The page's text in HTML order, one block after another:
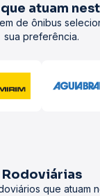
atuam
de ônibus
sua preferência.
Rodoviárias
que atuam